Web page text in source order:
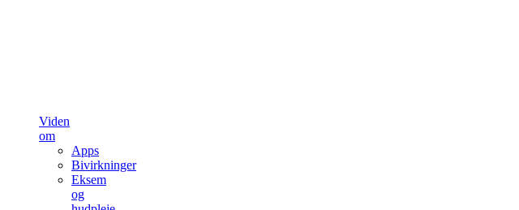
Viden
om
Apps
Bivirkninger
Eksem
og